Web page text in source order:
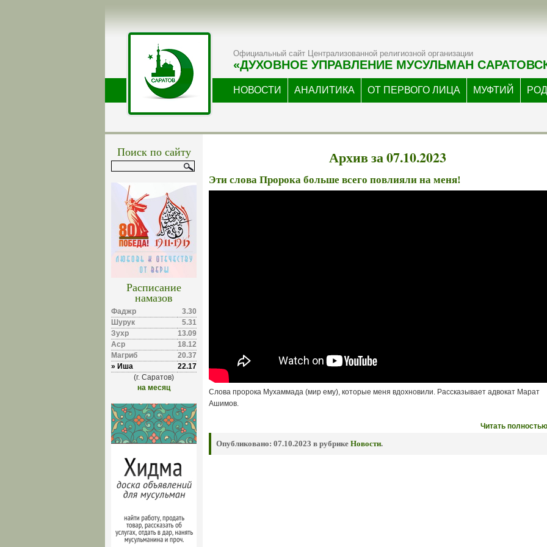
Официальный сайт Централизованной религиозной организации
«ДУХОВНОЕ УПРАВЛЕНИЕ МУСУЛЬМАН
НОВОСТИ АНАЛИТИКА ОТ ПЕРВОГО ЛИЦА МУФТИЙ
Поиск по сайту
Расписание
намазов
Фаджр
3.30
Шурук
5.31
Зухр
13.09
Аср
18.12
Магриб
20.37
» Иша
22.17
(г. Саратов)
на месяц
Архив за 07.10.2023
Эти слова Пророка больше всего повлияли на меня!
Слова пророка Мухаммада (мир ему), которые меня вдохновили. Рассказывает адвокат Марат
Ашимов.
Читать
Опубликовано: 07.10.2023 в рубрике Новости.